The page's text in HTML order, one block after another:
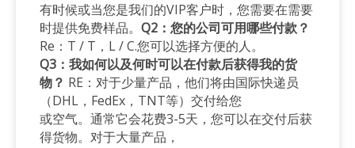
有时候或当您是我们的VIP客户时，您需要在需要
时提供免费样品。 Q2：您的公司可用哪些付款？
Re：T / T，L / C.您可以选择方便的人。
Q3：我如何以及何时可以在付款后获得我的货
物？ RE：对于少量产品，他们将由国际快递员
（DHL，FedEx，TNT等）交付给您
或空气。通常它会花费3-5天，您可以在交付后获
得货物。对于大量产品，